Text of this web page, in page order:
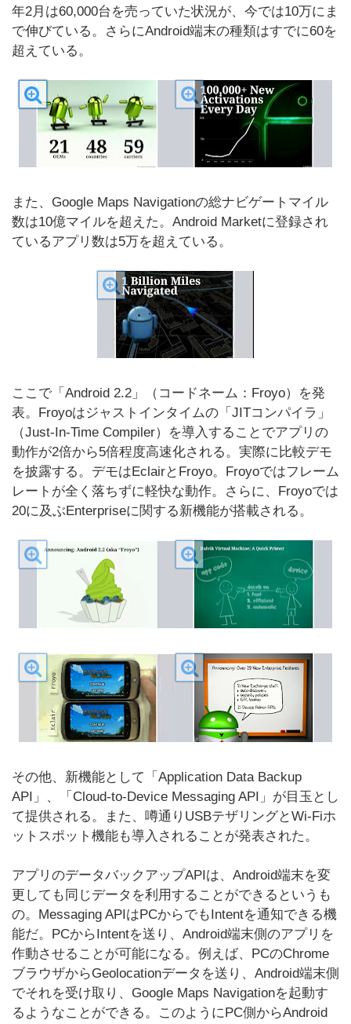
年2月は60,000台を売っていた状況が、今では10万にま
で伸びている。さらにAndroid端末の種類はすでに60を
超えている。
また、Google Maps Navigationの総ナビゲートマイル
数は10億マイルを超えた。Android Marketに登録され
ているアプリ数は5万を超えている。
ここで「Android 2.2」（コードネーム：Froyo）を発
表。Froyoはジャストインタイムの「JITコンパイラ」
（Just-In-Time Compiler）を導入することでアプリの
動作が2倍から5倍程度高速化される。実際に比較デモ
を披露する。デモはEclairとFroyo。Froyoではフレーム
レートが全く落ちずに軽快な動作。さらに、Froyoでは
20に及ぶEnterpriseに関する新機能が搭載される。
その他、新機能として「Application Data Backup
API」、「Cloud-to-Device Messaging API」が目玉とし
て提供される。また、噂通りUSBテザリングとWi-Fiホ
ットスポット機能も導入されることが発表された。
アプリのデータバックアップAPIは、Android端末を変
更しても同じデータを利用することができるというも
の。Messaging APIはPCからでもIntentを通知できる機
能だ。PCからIntentを送り、Android端末側のアプリを
作動させることが可能になる。例えば、PCのChrome
ブラウザからGeolocationデータを送り、Android端末側
でそれを受け取り、Google Maps Navigationを起動す
るようなことができる。このようにPC側からAndroid